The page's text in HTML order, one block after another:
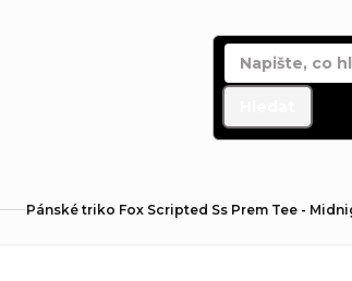
Pánské triko Fox Scripted Ss Prem Tee -